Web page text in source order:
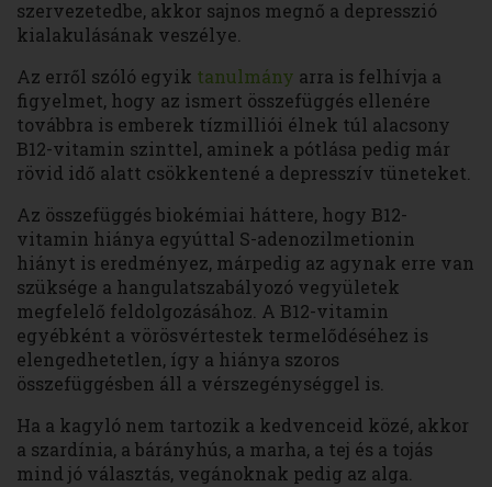
szervezetedbe, akkor sajnos megnő a depresszió
kialakulásának veszélye.
Az erről szóló egyik tanulmány arra is felhívja a
figyelmet, hogy az ismert összefüggés ellenére
továbbra is emberek tízmilliói élnek túl alacsony
B12-vitamin szinttel, aminek a pótlása pedig már
rövid idő alatt csökkentené a depresszív tüneteket.
Az összefüggés biokémiai háttere, hogy B12-
vitamin hiánya egyúttal S-adenozilmetionin
hiányt is eredményez, márpedig az agynak erre van
szüksége a hangulatszabályozó vegyületek
megfelelő feldolgozásához. A B12-vitamin
egyébként a vörösvértestek termelődéséhez is
elengedhetetlen, így a hiánya szoros
összefüggésben áll a vérszegénységgel is.
Ha a kagyló nem tartozik a kedvenceid közé, akkor
a szardínia, a bárányhús, a marha, a tej és a tojás
mind jó választás, vegánoknak pedig az alga.